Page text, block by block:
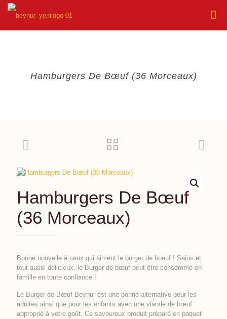
Hamburgers De Bœuf (36 Morceaux)
Hamburgers De Bœuf
(36 Morceaux)
Bonne nouvelle à ceux qui aiment le burger de boeuf ! Sains et
tout aussi délicieux, le Burger de bœuf peut être consommé en
famille en toute confiance !
Le Burger de Bœuf Beynur est une bonne alternative pour les
adultes ainsi que pour les enfants avec une viande de bœuf
approprié à votre goût. Ce savoureux produit préparé en paquet